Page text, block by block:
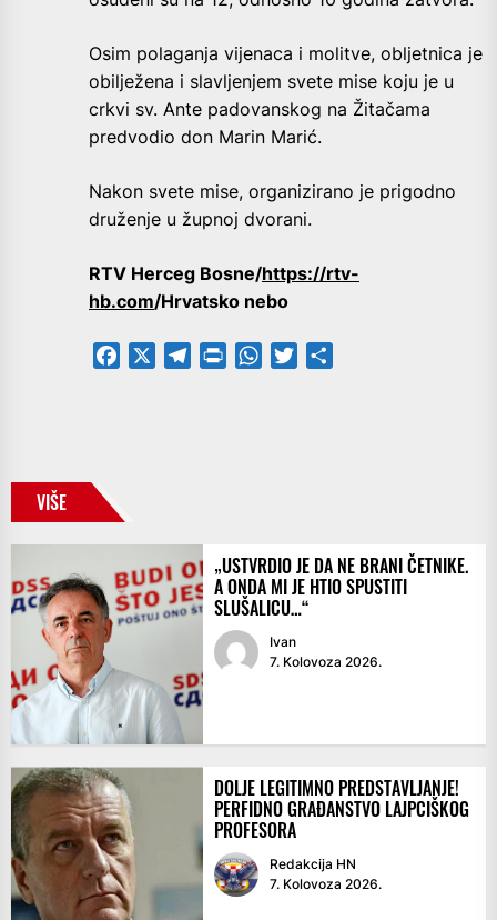
Osim polaganja vijenaca i molitve, obljetnica je
obilježena i slavljenjem svete mise koju je u
crkvi sv. Ante padovanskog na Žitačama
predvodio don Marin Marić.
Nakon svete mise, organizirano je prigodno
druženje u župnoj dvorani.
RTV Herceg Bosne/https://rtv-
hb.com/Hrvatsko nebo
Facebook TelegramPrintFriendly
WhatsApp
Twitter
VIŠE
„USTVRDIO JE DA NE BRANI ČETNIKE.
A ONDA MI JE HTIO SPUSTITI
SLUŠALICU…“
Ivan
7. Kolovoza 2026.
DOLJE LEGITIMNO PREDSTAVLJANJE!
PERFIDNO GRAĐANSTVO LAJPCIŠKOG
PROFESORA
Redakcija HN
7. Kolovoza 2026.